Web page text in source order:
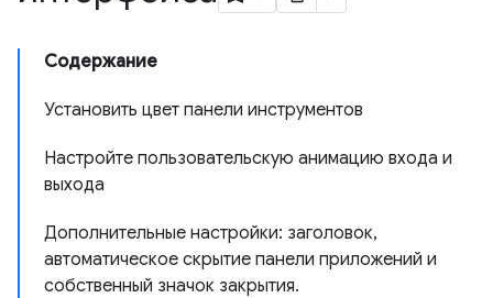
Содержание
Установить цвет панели инструментов
Настройте пользовательскую анимацию входа и
выхода
Дополнительные настройки: заголовок,
автоматическое скрытие панели приложений и
собственный значок закрытия.